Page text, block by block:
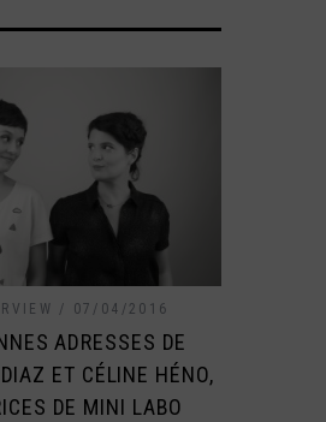
07/04/2016
ADRESSES DE
ET CÉLINE HÉNO,
DE MINI LABO